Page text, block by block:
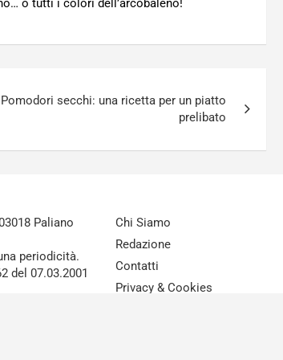
o tutti i colori dell’arcobaleno!
Pomodori secchi: una ricetta per un piatto
prelibato
Paliano
periodicità.
del 07.03.2001
Chi Siamo
Redazione
Contatti
Privacy & Cookies